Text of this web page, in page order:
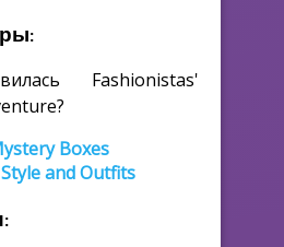
Fashionistas'
Boxes
and Outfits